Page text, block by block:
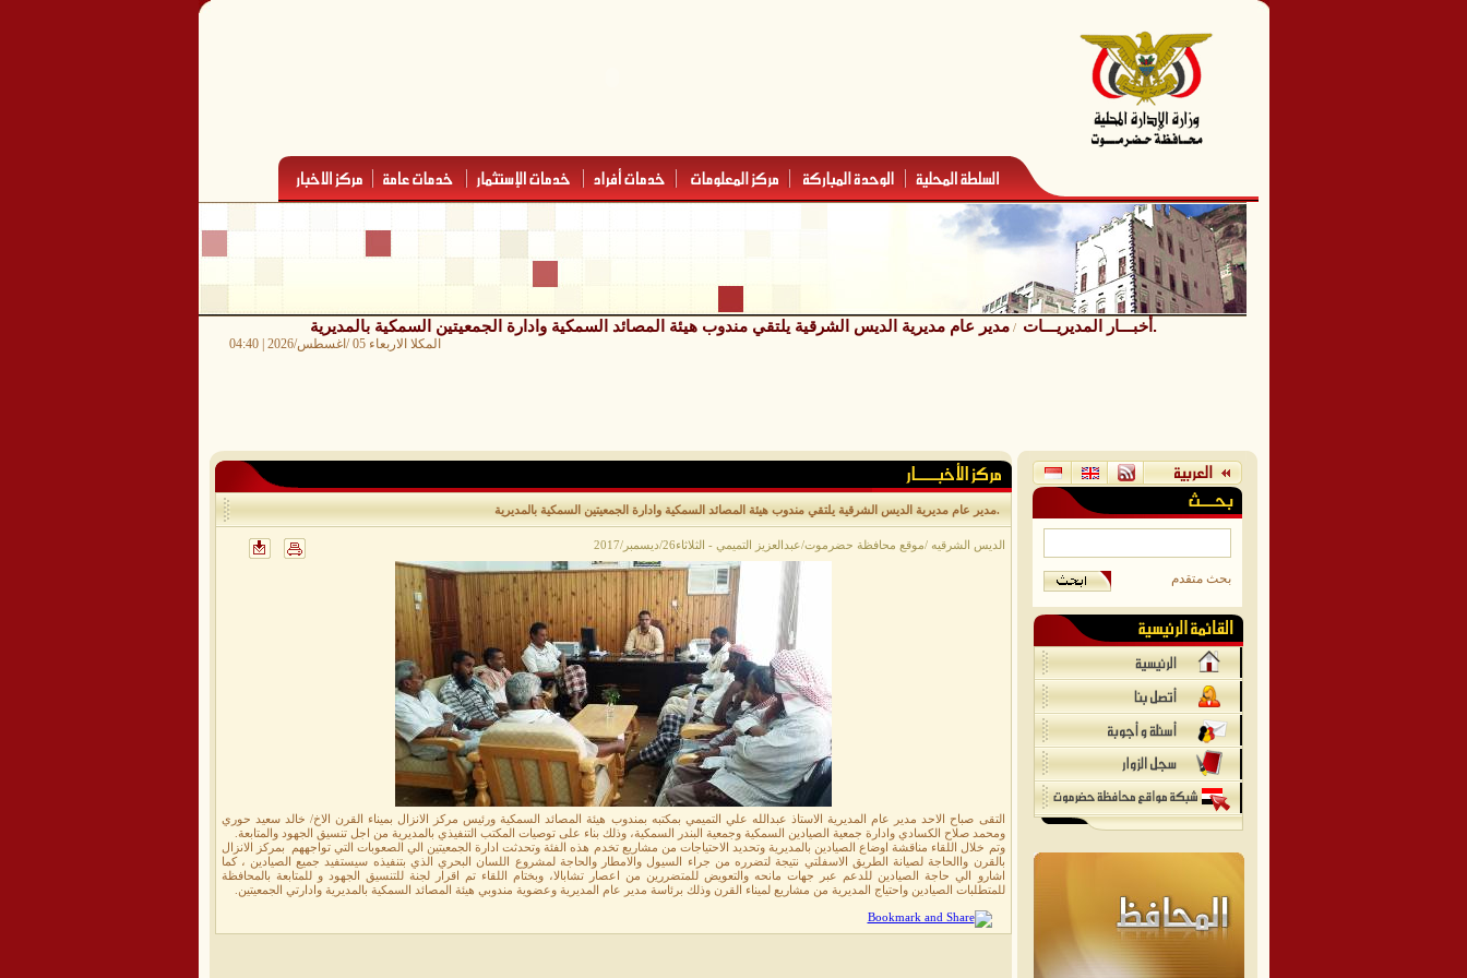
أخبـــار المديريـــات / مدير عام مديرية الديس الشرقية يلتقي مندوب هيئة المصائد السمكية وادارة الجمعيتين السمكية بالمديرية.
المكلا الاربعاء 05 /اغسطس/2026 | 04:40
مدير عام مديرية الديس الشرقية يلتقي مندوب هيئة المصائد السمكية وادارة الجمعيتين السمكية بالمديرية.
الديس الشرقيه /موقع محافظة حضرموت/عبدالعزيز التميمي - الثلاثاء26/ديسمبر/2017
التقى صباح الاحد مدير عام المديرية الاستاذ عبدالله علي التميمي بمكتبه بمندوب هيئة المصائد السمكية ورئيس مركز الانزال بميناء القرن الاخ/ خالد سعيد حوري
ومحمد صلاح الكسادي وادارة جمعية الصيادين السمكية وجمعية البندر السمكية، وذلك بناء على توصيات المكتب التنفيذي بالمديرية من اجل تنسيق الجهود والمتابعة.
وتم خلال اللقاء مناقشة اوضاع الصيادين بالمديرية وتحديد الاحتياجات من مشاريع تخدم هذه الفئة وتحدثت ادارة الجمعيتين الي الصعوبات التي تواجههم بمركز الانزال
بالقرن واالحاجة لصيانة الطريق الاسفلتي نتيجة لتضرره من جراء السيول والامطار والحاجة لمشروع اللسان البحري الذي بتنفيذه سيستفيد جميع الصيادين ، كما
اشارو الي حاجة الصيادين للدعم عبر جهات مانحه والتعويض للمتضررين من اعصار تشابالا، وبختام اللقاء تم اقرار لجنة للتنسيق الجهود و للمتابعة بالمحافظة
للمتطلبات الصيادين واحتياج المديرية من مشاريع لميناء القرن وذلك برئاسة مدير عام المديرية وعضوية مندوبي هيئة المصائد السمكية بالمديرية وادارتي الجمعيتين.
بحث متقدم